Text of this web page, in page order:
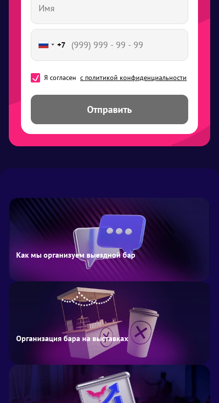
+7
Я согласен с политикой конфиденциальности
Отправить
Как мы организуем выездной бар
Организация бара на выставках